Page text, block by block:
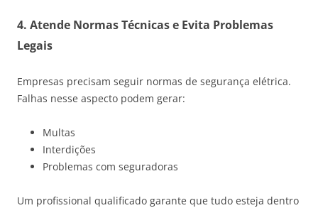
4. Atende Normas Técnicas e Evita Problemas
Legais
Empresas precisam seguir normas de segurança elétrica.
Falhas nesse aspecto podem gerar:
Multas
Interdições
Problemas com seguradoras
Um profissional qualificado garante que tudo esteja dentro